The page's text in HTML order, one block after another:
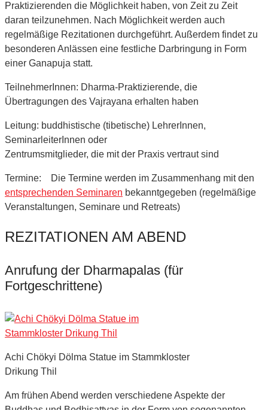
Praktizierenden die Möglichkeit haben, von Zeit zu Zeit
daran teilzunehmen. Nach Möglichkeit werden auch
regelmäßige Rezitationen durchgeführt. Außerdem findet zu
besonderen Anlässen eine festliche Darbringung in Form
einer Ganapuja statt.
TeilnehmerInnen: Dharma-Praktizierende, die
Übertragungen des Vajrayana erhalten haben
Leitung: buddhistische (tibetische) LehrerInnen,
SeminarleiterInnen oder
Zentrumsmitglieder, die mit der Praxis vertraut sind
Termine: Die Termine werden im Zusammenhang mit den
entsprechenden Seminaren bekanntgegeben (regelmäßige
Veranstaltungen, Seminare und Retreats)
REZITATIONEN AM ABEND
Anrufung der Dharmapalas (für
Fortgeschrittene)
Achi Chökyi Dölma Statue im Stammkloster
Drikung Thil
Am frühen Abend werden verschiedene Aspekte der